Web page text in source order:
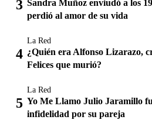
Sandra Muñoz enviudó a los
perdió al amor de su vida
La Red
¿Quién era Alfonso Lizarazo,
Felices que murió?
La Red
Yo Me Llamo Julio Jaramillo
infidelidad por su pareja